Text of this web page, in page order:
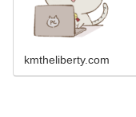
kmtheliberty.com